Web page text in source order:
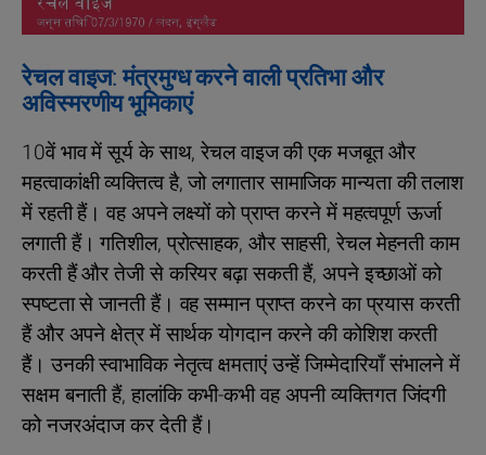
रेचल वाइज: मंत्रमुग्ध करने वाली प्रतिभा और
अविस्मरणीय भूमिकाएं
10वें भाव में सूर्य के साथ, रेचल वाइज की एक मजबूत और
महत्वाकांक्षी व्यक्तित्व है, जो लगातार सामाजिक मान्यता की तलाश
में रहती हैं। वह अपने लक्ष्यों को प्राप्त करने में महत्वपूर्ण ऊर्जा
लगाती हैं। गतिशील, प्रोत्साहक, और साहसी, रेचल मेहनती काम
करती हैं और तेजी से करियर बढ़ा सकती हैं, अपने इच्छाओं को
स्पष्टता से जानती हैं। वह सम्मान प्राप्त करने का प्रयास करती
हैं और अपने क्षेत्र में सार्थक योगदान करने की कोशिश करती
हैं। उनकी स्वाभाविक नेतृत्व क्षमताएं उन्हें जिम्मेदारियाँ संभालने में
सक्षम बनाती हैं, हालांकि कभी-कभी वह अपनी व्यक्तिगत जिंदगी
को नजरअंदाज कर देती हैं।